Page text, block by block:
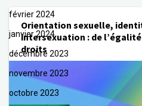
février 2024
janvier 2024
décembre 2023
novembre 2023
octobre 2023
Orientation sexuelle,
intersexuation : de
droits